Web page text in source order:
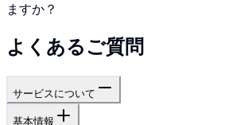
ますか？
よくあるご質問
サービスについて
基本情報